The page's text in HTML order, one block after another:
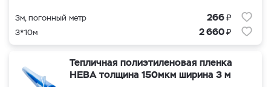
3м, погонный метр 266₽
3*10м 2 660₽
Тепличная полиэтиленовая пленка
НЕВА толщина 150мкм ширина 3 м